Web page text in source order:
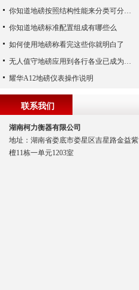
你知道地磅按照结构性能来分类可分为哪些么
你知道地磅标准配置组成有哪些么
如何使用地磅称看完这些你就明白了
无人值守地磅应用到各行各业已成为称重历史发展的潮流
耀华A12地磅仪表操作说明
联系我们
湖南柯力衡器有限公司
地址：湖南省娄底市娄星区吉星路金益紫
檀11栋一单元1203室